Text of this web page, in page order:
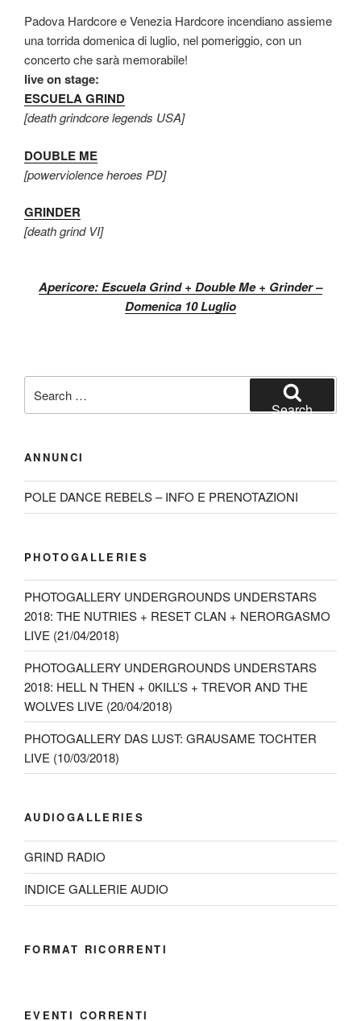
Padova Hardcore e Venezia Hardcore incendiano assieme
una torrida domenica di luglio, nel pomeriggio, con un
concerto che sarà memorabile!
live on stage:
ESCUELA GRIND
[death grindcore legends USA]
DOUBLE ME
[powerviolence heroes PD]
GRINDER
[death grind VI]
Apericore: Escuela Grind + Double Me + Grinder –
Domenica 10 Luglio
for:
Search
ANNUNCI
POLE DANCE REBELS – INFO E PRENOTAZIONI
PHOTOGALLERIES
PHOTOGALLERY UNDERGROUNDS UNDERSTARS
2018: THE NUTRIES + RESET CLAN + NERORGASMO
LIVE (21/04/2018)
PHOTOGALLERY UNDERGROUNDS UNDERSTARS
2018: HELL N THEN + 0KILL’S + TREVOR AND THE
WOLVES LIVE (20/04/2018)
PHOTOGALLERY DAS LUST: GRAUSAME TOCHTER
LIVE (10/03/2018)
AUDIOGALLERIES
GRIND RADIO
INDICE GALLERIE AUDIO
FORMAT RICORRENTI
EVENTI CORRENTI